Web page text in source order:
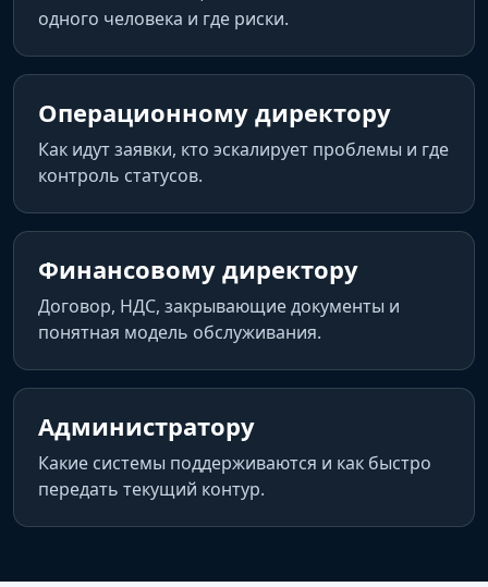
одного человека и где риски.
Операционному директору
Как идут заявки, кто эскалирует проблемы и где
контроль статусов.
Финансовому директору
Договор, НДС, закрывающие документы и
понятная модель обслуживания.
Администратору
Какие системы поддерживаются и как быстро
передать текущий контур.